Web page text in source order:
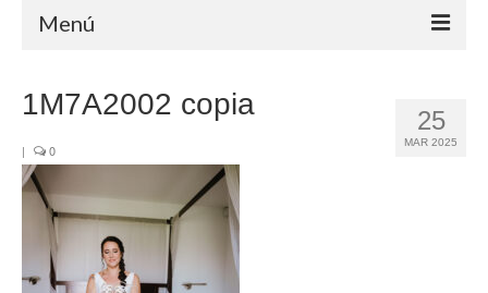
Menú
COMUNIONES
CORPORATIVAS
SEMANA SANTA
25
MAR 2025
1M7A2002 copia
| 0